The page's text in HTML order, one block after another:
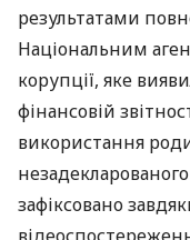
результатами
Національним
корупції, яке
фінансовій
використання
зафіксовано